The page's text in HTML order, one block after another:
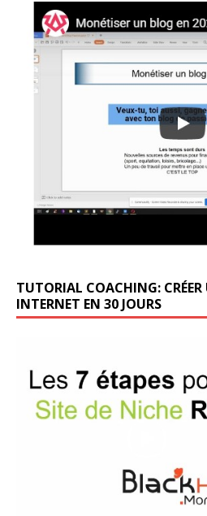
TUTORIAL COACHING: CRÉER
INTERNET EN 30 JOURS